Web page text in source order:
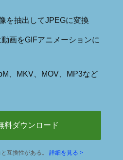
を抽出してJPEGに変換
画をGIFアニメーションに
、MKV、MOV、MP3など
料ダウンロード
互換性がある。 詳細を見る >